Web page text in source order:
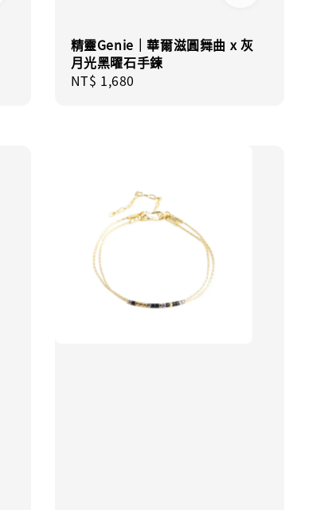
精靈Genie｜華爾滋圓舞曲 x 灰
月光黑曜石手鍊
Regular
NT$ 1,680